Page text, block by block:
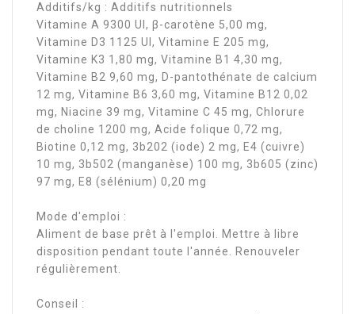
Additifs/kg : Additifs nutritionnels
Vitamine A 9300 UI, β-carotène 5,00 mg,
Vitamine D3 1125 UI, Vitamine E 205 mg,
Vitamine K3 1,80 mg, Vitamine B1 4,30 mg,
Vitamine B2 9,60 mg, D-pantothénate de calcium
12 mg, Vitamine B6 3,60 mg, Vitamine B12 0,02
mg, Niacine 39 mg, Vitamine C 45 mg, Chlorure
de choline 1200 mg, Acide folique 0,72 mg,
Biotine 0,12 mg, 3b202 (iode) 2 mg, E4 (cuivre)
10 mg, 3b502 (manganèse) 100 mg, 3b605 (zinc)
97 mg, E8 (sélénium) 0,20 mg
Mode d'emploi :
Aliment de base prêt à l'emploi. Mettre à libre
disposition pendant toute l'année. Renouveler
régulièrement.
Conseil :